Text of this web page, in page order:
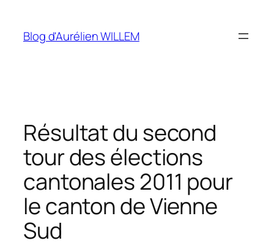
contenu
Blog d'Aurélien WILLEM
Résultat du second
tour des élections
cantonales 2011 pour
le canton de Vienne
Sud